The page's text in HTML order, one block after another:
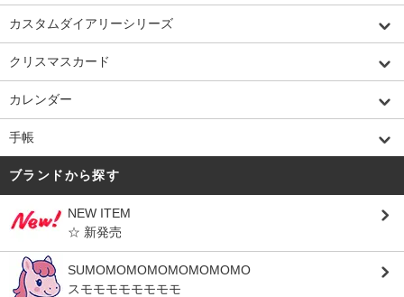
カスタムダイアリーシリーズ
クリスマスカード
カレンダー
手帳
ブランドから探す
NEW ITEM
☆ 新発売
SUMOMOMOMOMOMOMOMO
スモモモモモモモモ